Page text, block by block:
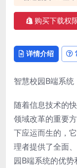
购买下载权
详情介绍
智慧校园B端系
随着信息技术的
领域改革的重要
下应运而生的，
理者提供了全面
园B端系统的优